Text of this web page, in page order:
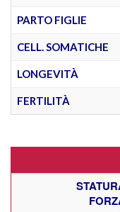
PARTO FIGLIE
CELL. SOMATICHE
LONGEVITÀ
FERTILITÀ